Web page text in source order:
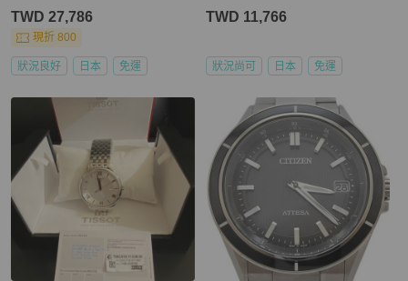
TWD 27,786
現折 800
狀況良好 日本 免運
TWD 11,766
狀況尚可 日本 免運